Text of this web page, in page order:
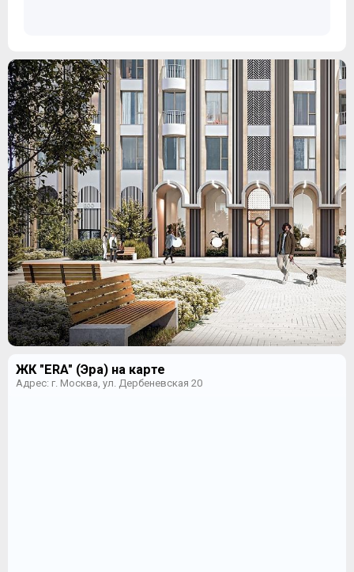
ЖК "ERA" (Эра) на карте
Адрес: г. Москва, ул. Дербеневская 20